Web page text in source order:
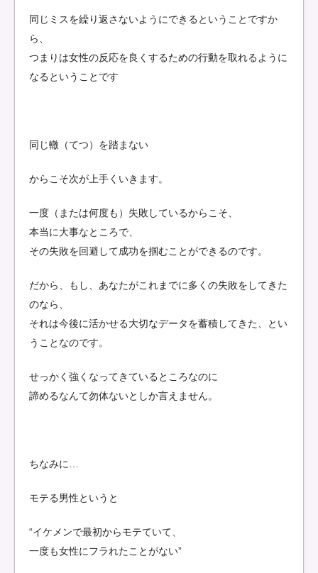
同じミスを繰り返さないようにできるということですか
ら、
つまりは女性の反応を良くするための行動を取れるように
なるということです
同じ轍（てつ）を踏まない
からこそ次が上手くいきます。
一度（または何度も）失敗しているからこそ、
本当に大事なところで、
その失敗を回避して成功を掴むことができるのです。
だから、もし、あなたがこれまでに多くの失敗をしてきた
のなら、
それは今後に活かせる大切なデータを蓄積してきた、とい
うことなのです。
せっかく強くなってきているところなのに
諦めるなんて勿体ないとしか言えません。
ちなみに…
モテる男性というと
“イケメンで最初からモテていて、
一度も女性にフラれたことがない”